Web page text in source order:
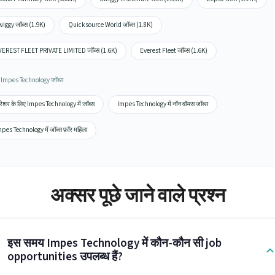
जॉब्स (1.9K) Quicksource World जॉब्स (1.8K)
FLEET PRIVATE LIMITED जॉब्स (1.6K) Everest Fleet जॉब्स (1.6K)
Technology जॉब्स
के लिए Impes Technology में जॉब्स Impes Technology में नॉन वॉयस जॉब्स
Technology में जॉब्स फ़ॉर महिला
अक्सर पूछे जाने वाले प्रश्न
इस समय Impes Technology में कौन-कौन सी job
opportunities उपलब्ध हैं?